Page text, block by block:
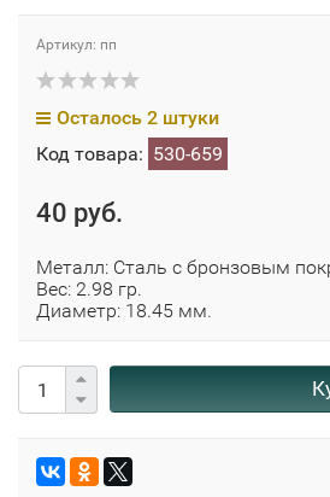
Артикул: пп
Осталось 2 штуки
Код товара: 530-659
40 руб.
Металл: Сталь с бронзовым
Вес: 2.98 гр.
Диаметр: 18.45 мм.